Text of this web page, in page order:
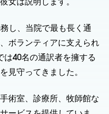
女は説明します。
し、当院で最も長く通
ボランティアに支えられ
は40名の通訳者を擁する
見守ってきました。
術室、診療所、牧師館な